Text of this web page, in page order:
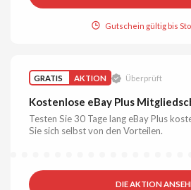
Gutschein gültig bis
GRATIS AKTION Überprüft
Kostenlose eBay Plus
Testen Sie 30 Tage lang eBay Plus
Sie sich selbst von den Vorteilen.
DIE AKTION